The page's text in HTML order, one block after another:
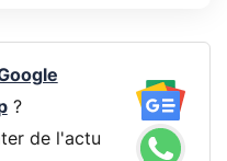
?
de l'actu